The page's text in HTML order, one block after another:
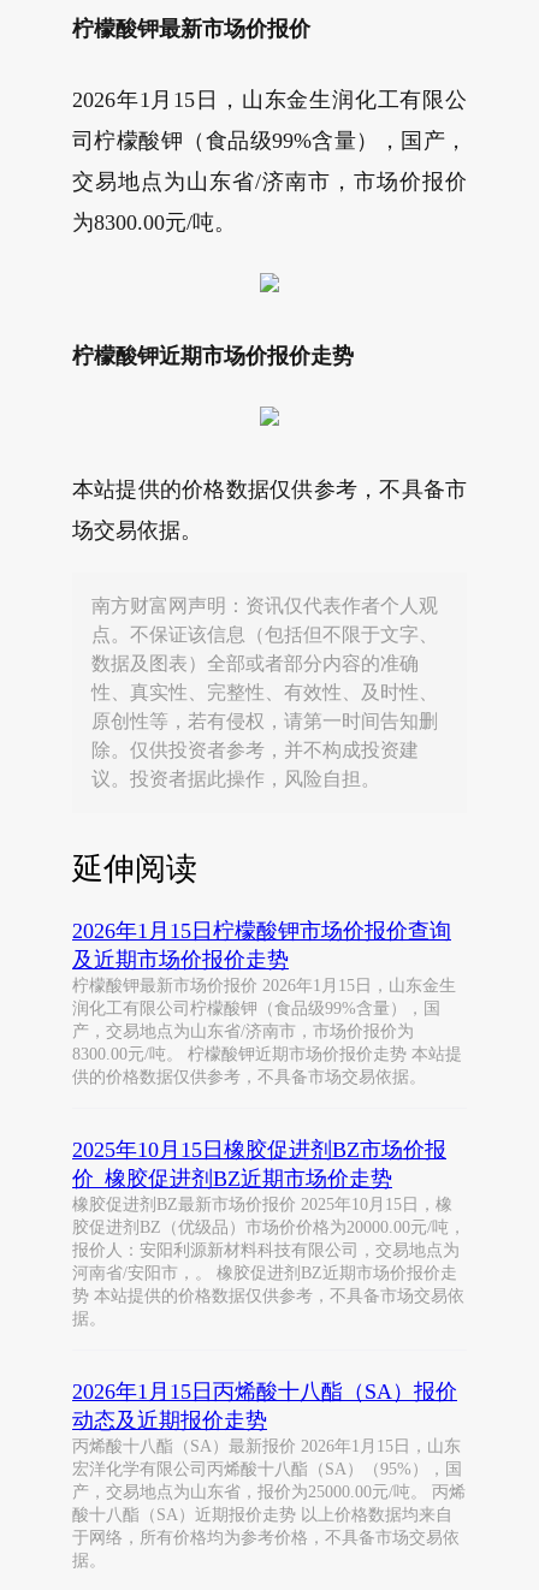
柠檬酸钾最新市场价报价
2026年1月15日，山东金生润化工有限公
司柠檬酸钾（食品级99%含量），国产，
交易地点为山东省/济南市，市场价报价
为8300.00元/吨。
柠檬酸钾近期市场价报价走势
本站提供的价格数据仅供参考，不具备市
场交易依据。
南方财富网声明：资讯仅代表作者个人观
点。不保证该信息（包括但不限于文字、
数据及图表）全部或者部分内容的准确
性、真实性、完整性、有效性、及时性、
原创性等，若有侵权，请第一时间告知删
除。仅供投资者参考，并不构成投资建
议。投资者据此操作，风险自担。
延伸阅读
2026年1月15日柠檬酸钾市场价报价查询
及近期市场价报价走势
柠檬酸钾最新市场价报价 2026年1月15日，山东金生
润化工有限公司柠檬酸钾（食品级99%含量），国
产，交易地点为山东省/济南市，市场价报价为
8300.00元/吨。 柠檬酸钾近期市场价报价走势 本站提
供的价格数据仅供参考，不具备市场交易依据。
2025年10月15日橡胶促进剂BZ市场价报
价_橡胶促进剂BZ近期市场价走势
橡胶促进剂BZ最新市场价报价 2025年10月15日，橡
胶促进剂BZ（优级品）市场价价格为20000.00元/吨，
报价人：安阳利源新材料科技有限公司，交易地点为
河南省/安阳市，。 橡胶促进剂BZ近期市场价报价走
势 本站提供的价格数据仅供参考，不具备市场交易依
据。
2026年1月15日丙烯酸十八酯（SA）报价
动态及近期报价走势
丙烯酸十八酯（SA）最新报价 2026年1月15日，山东
宏洋化学有限公司丙烯酸十八酯（SA）（95%），国
产，交易地点为山东省，报价为25000.00元/吨。 丙烯
酸十八酯（SA）近期报价走势 以上价格数据均来自
于网络，所有价格均为参考价格，不具备市场交易依
据。